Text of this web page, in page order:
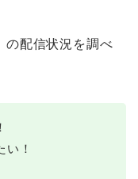
の配信状況を調べ
い！